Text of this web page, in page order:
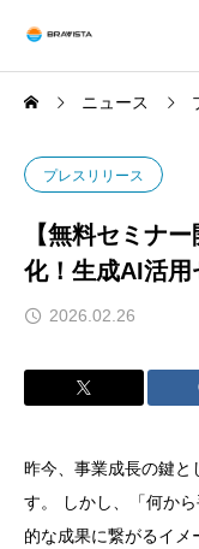
ニュース
プレスリリース
【無料セミナ
化！生成AI活用
2026.02.26
昨今、事業成長の鍵と
す。 しかし、「何か
的な成果に繋がるイ